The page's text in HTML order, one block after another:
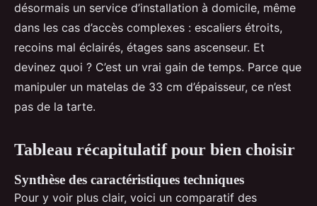
désormais un service d’installation à domicile, même
dans les cas d’accès complexes : escaliers étroits,
recoins mal éclairés, étages sans ascenseur. Et
devinez quoi ? C’est un vrai gain de temps. Parce que
manipuler un matelas de 33 cm d’épaisseur, ce n’est
pas de la tarte.
Tableau récapitulatif pour bien choisir
Synthèse des caractéristiques techniques
Pour y voir plus clair, voici un comparatif des